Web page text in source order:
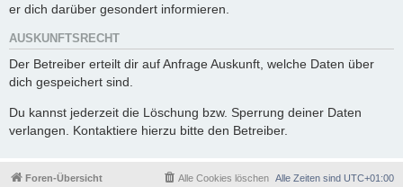
er dich darüber gesondert informieren.
AUSKUNFTSRECHT
Der Betreiber erteilt dir auf Anfrage Auskunft, welche Daten über
dich gespeichert sind.
Du kannst jederzeit die Löschung bzw. Sperrung deiner Daten
verlangen. Kontaktiere hierzu bitte den Betreiber.
Foren-Übersicht Alle Zeiten sind UTC+01:00
Alle Cookies löschen